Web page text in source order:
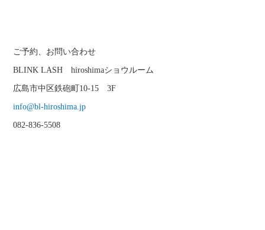
ご予約、お問い合わせ
BLINK LASH hiroshimaショウルーム
広島市中区鉄砲町10-15 3F
info@bl-hiroshima.jp
082-836-5508